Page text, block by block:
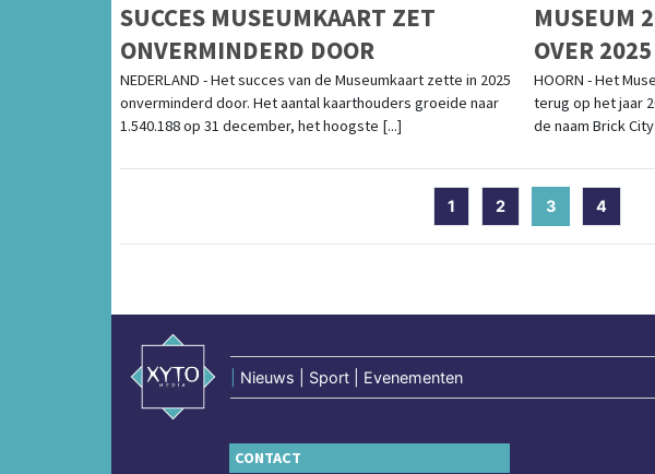
SUCCES MUSEUMKAART ZET
ONVERMINDERD DOOR
NEDERLAND - Het succes van de Museumkaart zette in 2025
onverminderd door. Het aantal kaarthouders groeide naar
1.540.188 op 31 december, het hoogste [...]
MUSEUM
OVER 2025
HOORN - Het
terug op het jaar
de naam Brick
1 2 3(current)
4
Nieuws | Sport | Evenementen
CONTACT